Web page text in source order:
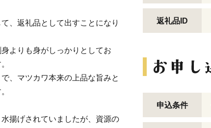
、返礼品として出すことになり
よりも身がしっかりとしてお
、マツカワ本来の上品な旨みと
揚げされていましたが、資源の
返礼品ID
申込条件